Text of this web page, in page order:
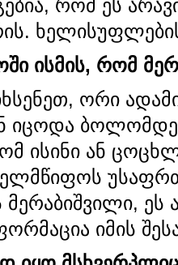
რომ ეს
ისმის, რომ
ორი
ბოლომდე
ისინი ან
ეს
იმის